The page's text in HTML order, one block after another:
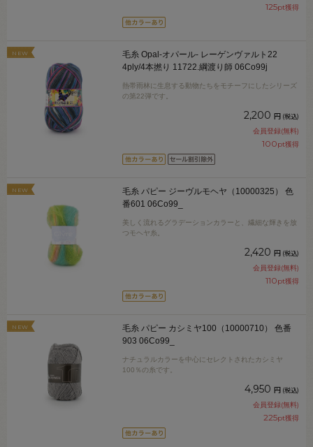
125pt獲得
NEW
毛糸 Opal-オパール- レーゲンヴァルト22
4ply/4本撚り 11722.綱渡り師 06Co99j
熱帯雨林に生息する動物たちをモチーフにしたシリーズ
の第22弾です。
2,200 円 (税込)
会員登録(無料)
100pt獲得
NEW
毛糸 パピー ジーヴルモヘヤ（10000325） 色
番601 06Co99_
美しく流れるグラデーションカラーと、繊細な輝きを放
つモヘヤ糸。
2,420 円 (税込)
会員登録(無料)
110pt獲得
NEW
毛糸 パピー カシミヤ100（10000710） 色番
903 06Co99_
ナチュラルカラーを中心にセレクトされたカシミヤ
100％の糸です。
4,950 円 (税込)
会員登録(無料)
225pt獲得